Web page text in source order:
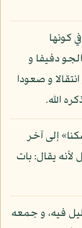
كونها
دفيفا و
و صعودا
الله.
إلى آخر
لأنه يقال: بات
فيه، و جمعه